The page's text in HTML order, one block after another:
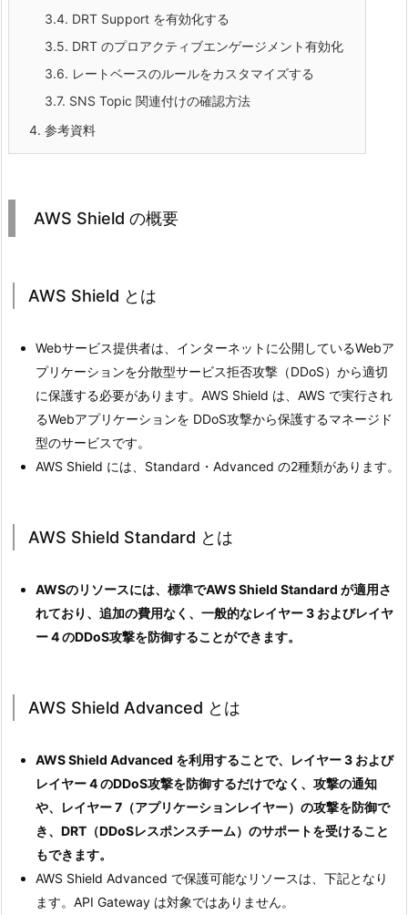
3.4. DRT Support を有効化する
3.5. DRT のプロアクティブエンゲージメント有効化
3.6. レートベースのルールをカスタマイズする
3.7. SNS Topic 関連付けの確認方法
4. 参考資料
AWS Shield の概要
AWS Shield とは
Webサービス提供者は、インターネットに公開しているWebア
プリケーションを分散型サービス拒否攻撃（DDoS）から適切
に保護する必要があります。AWS Shield は、AWS で実行され
るWebアプリケーションを DDoS攻撃から保護するマネージド
型のサービスです。
AWS Shield には、Standard・Advanced の2種類があります。
AWS Shield Standard とは
AWSのリソースには、標準でAWS Shield Standard が適用さ
れており、追加の費用なく、一般的なレイヤー 3 およびレイヤ
ー 4 のDDoS攻撃を防御することができます。
AWS Shield Advanced とは
AWS Shield Advanced を利用することで、レイヤー 3 および
レイヤー 4 のDDoS攻撃を防御するだけでなく、攻撃の通知
や、レイヤー 7（アプリケーションレイヤー）の攻撃を防御で
き、DRT（DDoSレスポンスチーム）のサポートを受けること
もできます。
AWS Shield Advanced で保護可能なリソースは、下記となり
ます。API Gateway は対象ではありません。